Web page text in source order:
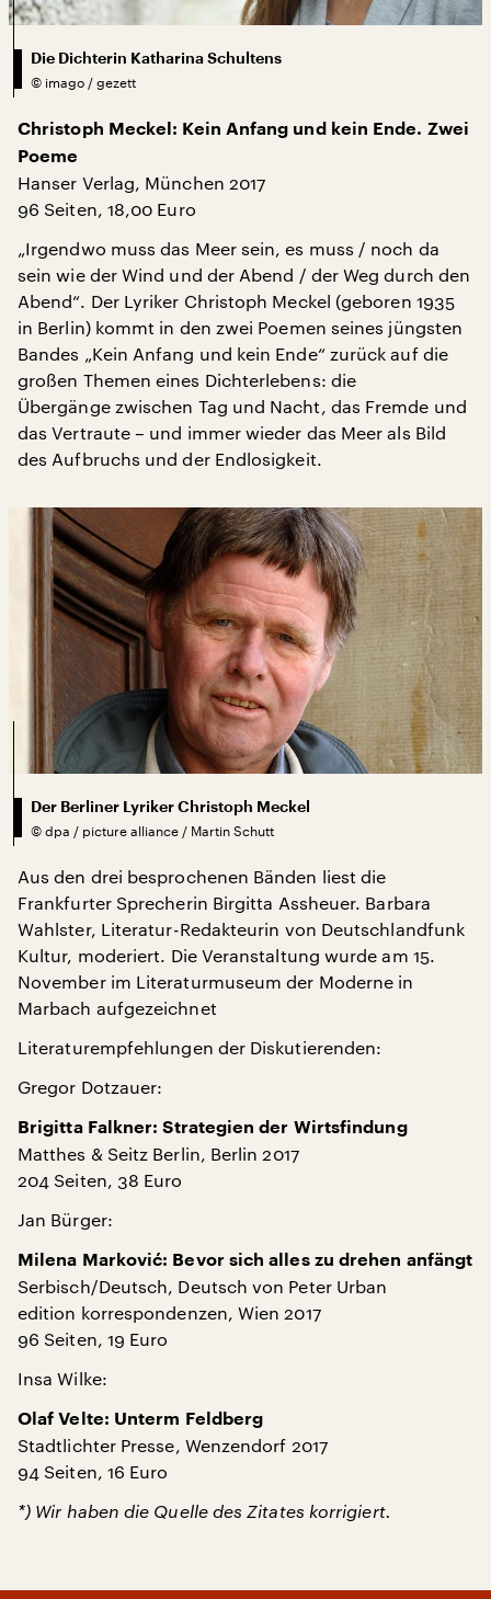
Die Dichterin Katharina Schultens
© imago / gezett
Christoph Meckel: Kein Anfang und kein Ende. Zwei
Poeme
Hanser Verlag, München 2017
96 Seiten, 18,00 Euro
„Irgendwo muss das Meer sein, es muss / noch da
sein wie der Wind und der Abend / der Weg durch den
Abend“. Der Lyriker Christoph Meckel (geboren 1935
in Berlin) kommt in den zwei Poemen seines jüngsten
Bandes „Kein Anfang und kein Ende“ zurück auf die
großen Themen eines Dichterlebens: die
Übergänge zwischen Tag und Nacht, das Fremde und
das Vertraute – und immer wieder das Meer als Bild
des Aufbruchs und der Endlosigkeit.
Der Berliner Lyriker Christoph Meckel
© dpa / picture alliance / Martin Schutt
Aus den drei besprochenen Bänden liest die
Frankfurter Sprecherin Birgitta Assheuer. Barbara
Wahlster, Literatur-Redakteurin von Deutschlandfunk
Kultur, moderiert. Die Veranstaltung wurde am 15.
November im Literaturmuseum der Moderne in
Marbach aufgezeichnet
Literaturempfehlungen der Diskutierenden:
Gregor Dotzauer:
Brigitta Falkner: Strategien der Wirtsfindung
Matthes & Seitz Berlin, Berlin 2017
204 Seiten, 38 Euro
Jan Bürger:
Milena Marković: Bevor sich alles zu drehen anfängt
Serbisch/Deutsch, Deutsch von Peter Urban
edition korrespondenzen, Wien 2017
96 Seiten, 19 Euro
Insa Wilke:
Olaf Velte: Unterm Feldberg
Stadtlichter Presse, Wenzendorf 2017
94 Seiten, 16 Euro
*) Wir haben die Quelle des Zitates korrigiert.